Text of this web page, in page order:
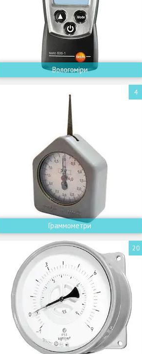
Вологоміри
4
Граммометри
20